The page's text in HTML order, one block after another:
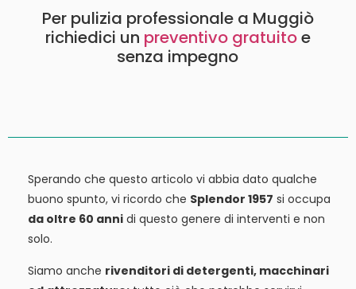
Per pulizia professionale a Muggiò
richiedici un preventivo gratuitoe
senza impegno
Sperando che questo articolo vi abbia dato qualche
buono spunto, vi ricordo che Splendor 1957 si occupa
da oltre 60 anni di questo genere di interventi e non
solo.
Siamo anche rivenditori di detergenti, macchinari